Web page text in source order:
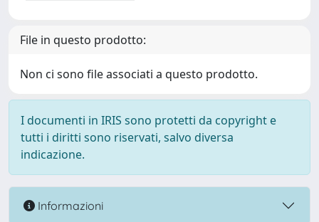
File in questo prodotto:
Non ci sono file associati a questo prodotto.
I documenti in IRIS sono protetti da copyright e
tutti i diritti sono riservati, salvo diversa
indicazione.
Informazioni